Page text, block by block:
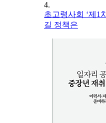
4.
초고령사회 ‘제1
길 정책은